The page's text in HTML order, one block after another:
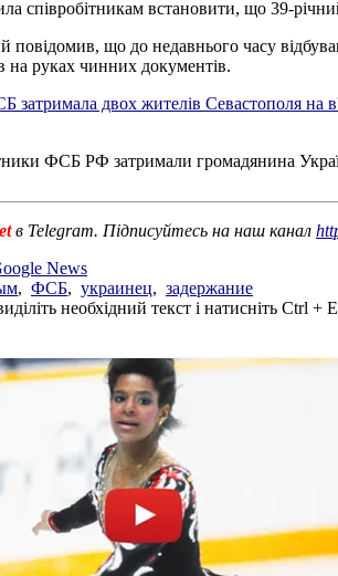
співробітникам встановити, що 39-
повідомив, що до недавнього часу
руках чинних документів.
затримала двох жителів Севастополя на
ФСБ РФ затримали громадянина
в Telegram. Підписуйтесь на наш канал
News
, ФСБ, украинец, задержание
необхідний текст і натисніть Ctrl